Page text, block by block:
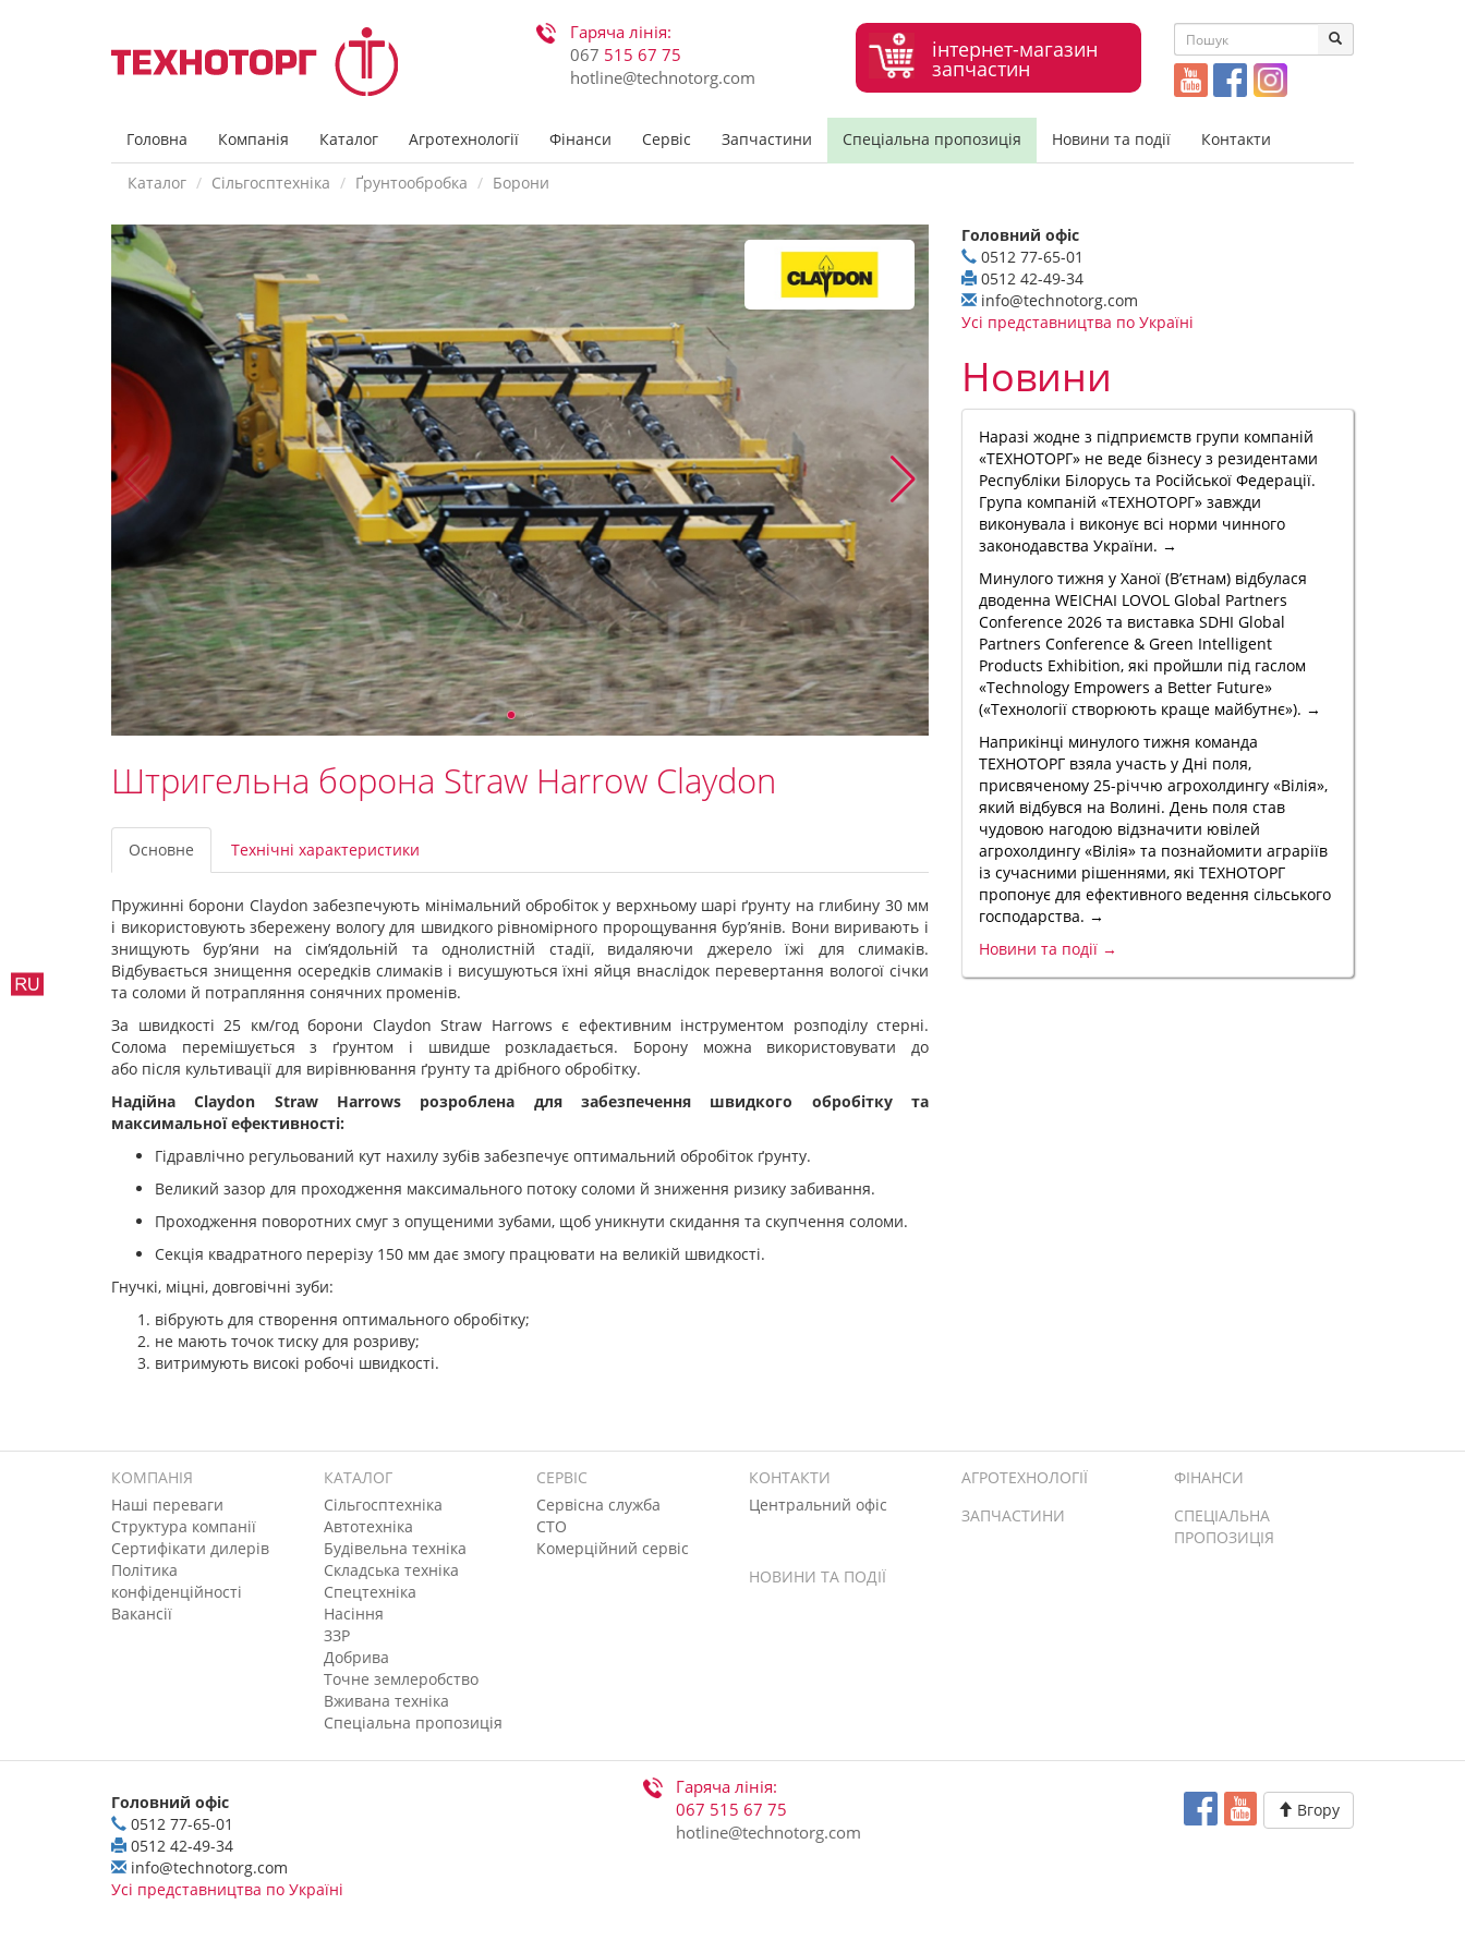
Гаряча лінія:
067 515 67 75
hotline@technotorg.com
інтернет-магазин
запчастин
Головна Компанія Каталог Агротехнології Фінанси Сервіс Запчастини Спеціальна пропозиція Новини та події Контакти
Каталог Сільгосптехніка Ґрунтообробка Борони
Штригельна борона Straw Harrow Claydon
Основне Технічні характеристики
Пружинні борони Claydon забезпечують мінімальний обробіток у верхньому шарі ґрунту на глибину 30 мм
і використовують збережену вологу для швидкого рівномірного пророщування бур’янів. Вони виривають і
знищують бур’яни на сім’ядольній та однолистній стадії, видаляючи джерело їжі для слимаків.
Відбувається знищення осередків слимаків і висушуються їхні яйця внаслідок перевертання вологої січки
та соломи й потрапляння сонячних променів.
За швидкості 25 км/год борони Claydon Straw Harrows є ефективним інструментом розподілу стерні.
Солома перемішується з ґрунтом і швидше розкладається. Борону можна використовувати до
або після культивації для вирівнювання ґрунту та дрібного обробітку.
Надійна
Claydon Straw Harrows розроблена длязабезпечення швидкого обробіткута
максимальної ефективності:
Гідравлічно регульований кут нахилу зубів забезпечує оптимальний обробіток ґрунту.
Великий зазор для проходження максимального потоку соломи й зниження ризику забивання.
Проходження поворотних смуг з опущеними зубами, щоб уникнути скидання та скупчення соломи.
Секція квадратного перерізу 150 мм дає змогу працювати на великій швидкості.
Гнучкі, міцні, довговічні зуби:
вібрують для створення оптимального обробітку;
не мають точок тиску для розриву;
витримують високі робочі швидкості.
Головний офіс
0512 77-65-01
0512 42-49-34
info@technotorg.com
Усі представництва по Україні
Новини
Наразі жодне з підприємств групи компаній
«ТЕХНОТОРГ» не веде бізнесу з резидентами
Республіки Білорусь та Російської Федерації.
Група компаній «ТЕХНОТОРГ» завжди
виконувала і виконує всі норми чинного
законодавства України. →
Минулого тижня у Ханої (В’єтнам) відбулася
дводенна WEICHAI LOVOL Global Partners
Conference 2026 та виставка SDHI Global
Partners Conference & Green Intelligent
Products Exhibition, які пройшли під гаслом
«Technology Empowers a Better Future»
(«Технології створюють краще майбутнє»). →
Наприкінці минулого тижня команда
ТЕХНОТОРГ взяла участь у Дні поля,
присвяченому 25-річчю агрохолдингу «Вілія»,
який відбувся на Волині. День поля став
чудовою нагодою відзначити ювілей
агрохолдингу «Вілія» та познайомити аграріїв
із сучасними рішеннями, які ТЕХНОТОРГ
пропонує для ефективного ведення сільського
господарства. →
Новини та події →
КОМПАНІЯ
Наші переваги
Структура компанії
Сертифікати дилерів
Політика
конфіденційності
Вакансії
КАТАЛОГ
Сільгосптехніка
Автотехніка
Будівельна техніка
Складська техніка
Спецтехніка
Насіння
ЗЗР
Добрива
Точне землеробство
Вживана техніка
Спеціальна пропозиція
СЕРВІС
Сервісна служба
СТО
Комерційний сервіс
КОНТАКТИ
Центральний офіс
АГРОТЕХНОЛОГІЇ
ФІНАНСИ
ЗАПЧАСТИНИ
СПЕЦІАЛЬНА
ПРОПОЗИЦІЯ
НОВИНИ ТА ПОДІЇ
Головний офіс
0512 77-65-01
0512 42-49-34
info@technotorg.com
Усі представництва по Україні
Гаряча лінія:
067 515 67 75
hotline@technotorg.com
Вгору